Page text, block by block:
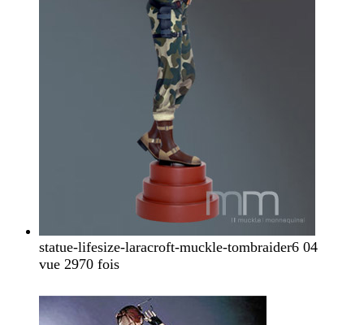
statue-lifesize-laracroft-muckle-tombraider6 04
vue 2970 fois